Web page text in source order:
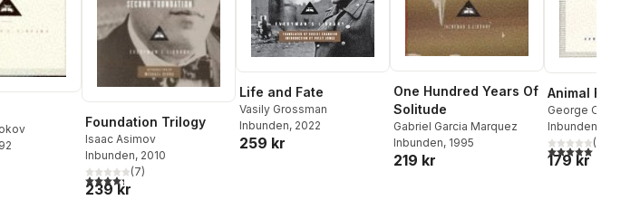
Totalt antal röster:
Foundation Trilogy
Isaac Asimov
Inbunden, 2010
4,3utav 5 stjärnor. Totalt antal röster:
(7)
239 kr
Life and Fate
Vasily Grossman
Inbunden, 2022
259 kr
One Hundred Years Of
Solitude
Gabriel Garcia Marquez
Inbunden, 1995
219 kr
Animal Farm
George Orwell
Inbunden
5,0utav 5(
179 kr